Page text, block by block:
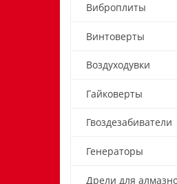
Виброплиты
Винтоверты
Воздуходувки
Гайковерты
Гвоздезабиватели
Генераторы
Дрели для